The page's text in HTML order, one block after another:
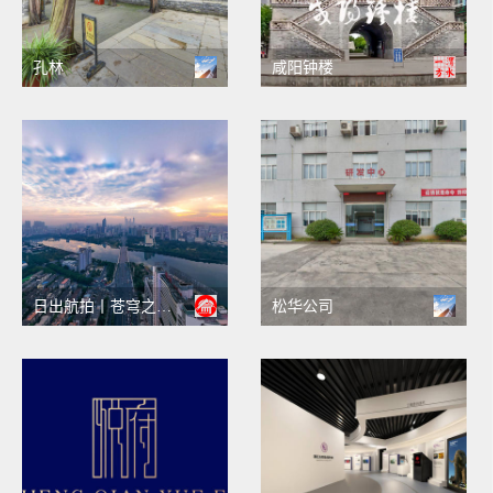
孔林 咸阳钟楼
日出航拍丨苍穹之下壮丽南宁720°VR全景 松华公司